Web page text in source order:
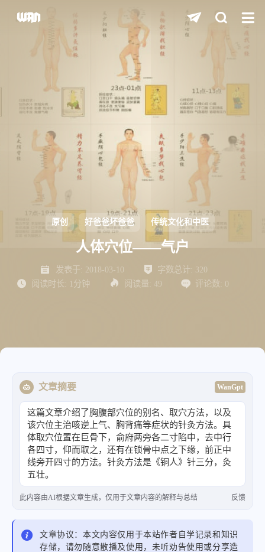
关闭快捷键功能
shift 打开中控台
D 深色/浅色显示模式
S 站内搜索
H 返回首页
L 友链页面
原创 好爸爸坏爸爸 传统文化和中医
人体穴位——气户
发表于: 2018-03-10 字数总计: 320
阅读时长: 1分钟 阅读量: 49 评论数: 0
文章摘要 WanGpt
这篇文章介绍了胸腹部穴位的别名、取穴方法，以及
该穴位主治咳逆上气、胸背痛等症状的针灸方法。具
体取穴位置在巨骨下，俞府两旁各二寸陷中，去中行
各四寸，仰而取之，还有在锁骨中点之下缘，前正中
线旁开四寸的方法。针灸方法是《铜人》针三分，灸
五壮。
此内容由AI根据文章生成，仅用于文章内容的解释与总结 反馈
文章协议：本文内容仅用于本站作者自学记录和知识
存储，请勿随意散播及使用，未听劝告使用或分享造